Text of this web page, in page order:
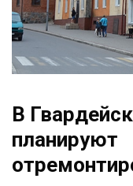
В
планируют